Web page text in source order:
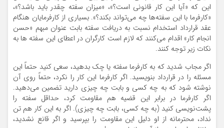
این که «آیا این کار قانونی است؟»، «میزان سفته چقدر باید باشد؟»،
«کارفرما با این سفته‌ها چه می‌تواند بکند؟». بسیاری از کارفرمایان هنگام
عقد قرارداد استخدام نسبت به دریافت سفته بابت عنوان مبهم «حسن
انجام کار» اقدام می‌کنند که لازم است کارگران در اعطای این سفته ها به
نکات زیر توجه کنند.
اگر مجاب شدید که به کارفرما سفته یا چک بدهید، سعی کنید حتماً این
مسئله را در قرارداد بنویسید. اگر کارفرما این کار را نکرد، حتماً روی آن
نوشته شود که به چه کسی و بابت چه چیزی دارید تضمین می‌دهید.
اگر کارفرما در برابر این قضیه هم مقاومت کرد، حداقل سفته را
پشت‌نویسی کنید (به چه کسی، بابت چه چیزی). اگر به این کار هم تن
نداد، محترمانه از او دلیل این مقاومت را بپرسید و اگر قانع نشدید،